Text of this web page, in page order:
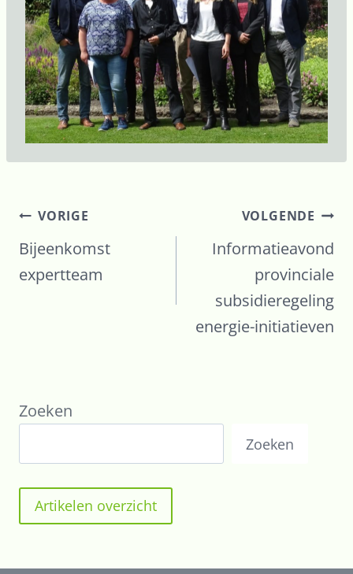
Bericht
navigatie
VORIGE
Bijeenkomst
expertteam
VOLGENDE
Informatieavond
provinciale
subsidieregeling
energie-initiatieven
Zoeken
Zoeken
Artikelen overzicht